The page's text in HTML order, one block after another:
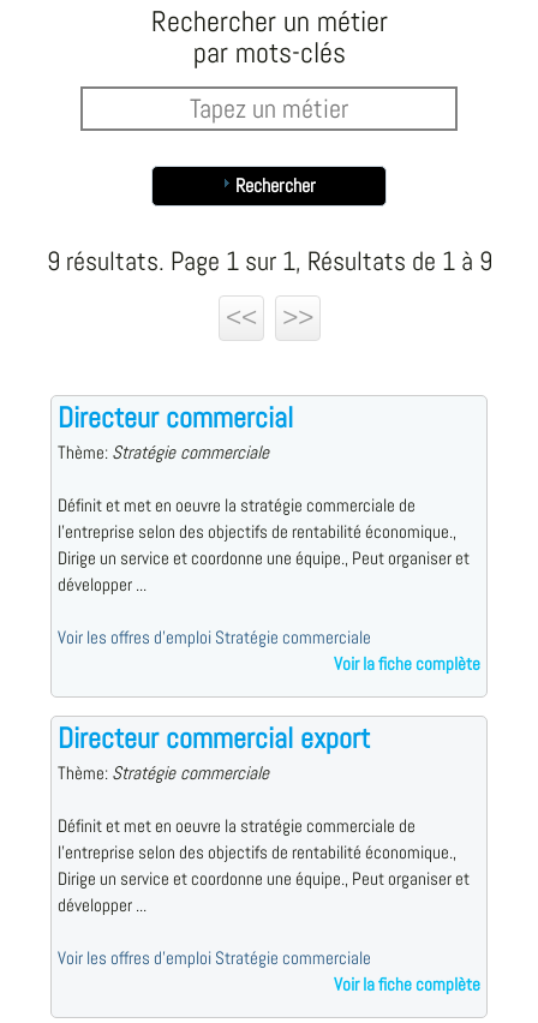
Rechercher un métier
par mots-clés
Rechercher
9 résultats. Page 1 sur 1, Résultats de 1 à 9
<<
>>
Directeur commercial
Thème: Stratégie commerciale
Définit et met en oeuvre la stratégie commerciale de
l'entreprise selon des objectifs de rentabilité économique.,
Dirige un service et coordonne une équipe., Peut organiser et
développer ...
Voir les offres d'emploi Stratégie commerciale
Voir la fiche complète
Directeur commercial export
Thème: Stratégie commerciale
Définit et met en oeuvre la stratégie commerciale de
l'entreprise selon des objectifs de rentabilité économique.,
Dirige un service et coordonne une équipe., Peut organiser et
développer ...
Voir les offres d'emploi Stratégie commerciale
Voir la fiche complète